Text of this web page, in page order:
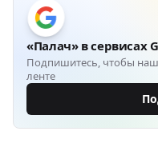
«Палач» в сервисах
Подпишитесь, чтобы
ленте